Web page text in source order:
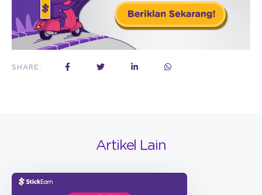
SHARE:
Artikel Lain